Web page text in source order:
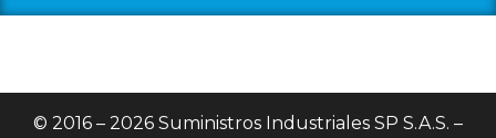
© 2016 – 2026 Suministros Industriales SP S.A.S. –